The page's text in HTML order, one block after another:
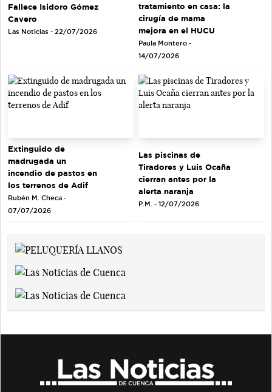
Fallece Isidoro Gómez
Cavero
Las Noticias - 22/07/2026
tratamiento en casa: la
cirugía de mama
mejora en el HUCU
Paula Montero -
14/07/2026
Extinguido de
madrugada un
incendio de pastos en
los terrenos de Adif
Rubén M. Checa -
07/07/2026
Las piscinas de
Tiradores y Luis Ocaña
cierran antes por la
alerta naranja
P.M. - 12/07/2026